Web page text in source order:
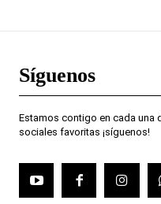
Síguenos
Estamos contigo en cada una
sociales favoritas ¡síguenos!